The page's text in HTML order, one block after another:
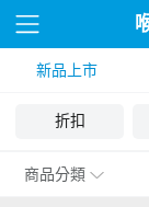
新品上市
折扣
商品分類